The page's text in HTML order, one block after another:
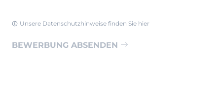
Unsere Datenschutzhinweise finden Sie hier
BEWERBUNG ABSENDEN